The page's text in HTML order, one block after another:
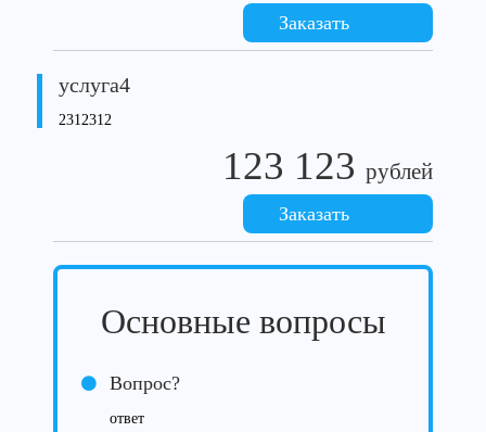
Заказать
услуга4
2312312
123 123 рублей
Заказать
Основные вопросы
Вопрос?
ответ